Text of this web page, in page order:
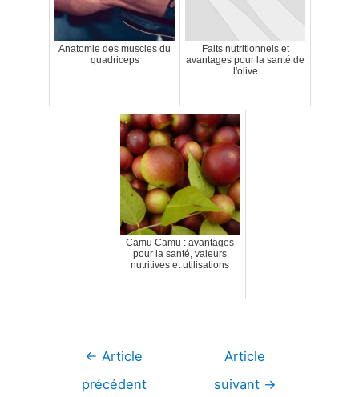
Anatomie des muscles du
quadriceps
Faits nutritionnels et
avantages pour la santé de
l'olive
Camu Camu : avantages
pour la santé, valeurs
nutritives et utilisations
Navigation
← Article
précédent
Article
suivant →